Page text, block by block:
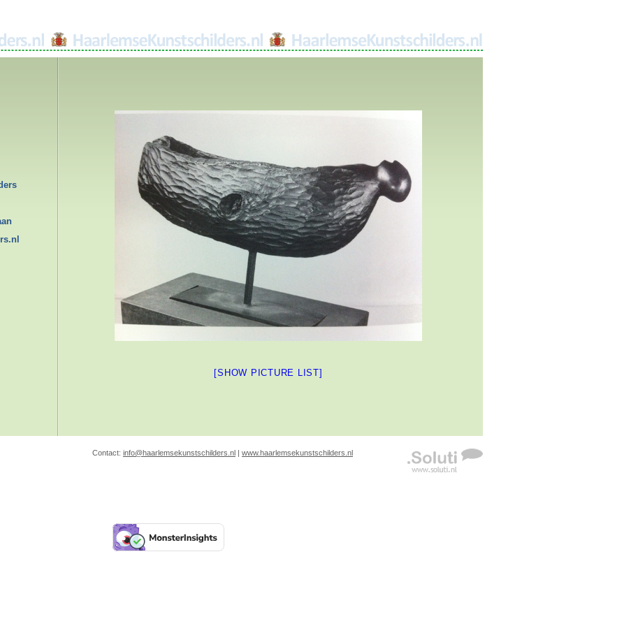
[SHOW PICTURE LIST]
Contact: info@haarlemsekunstschilders.nl | www.haarlemsekunstschilders.nl